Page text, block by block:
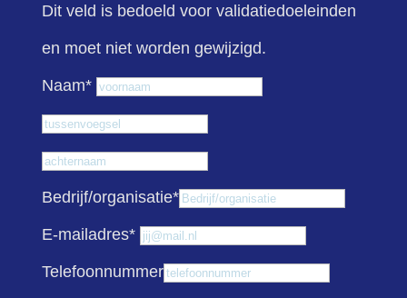
Dit veld is bedoeld voor validatiedoeleinden
en moet niet worden gewijzigd.
Naam* Voornaam
Tussenvoegsel
Achternaam
Bedrijf/organisatie*
E-mailadres*
Telefoonnummer